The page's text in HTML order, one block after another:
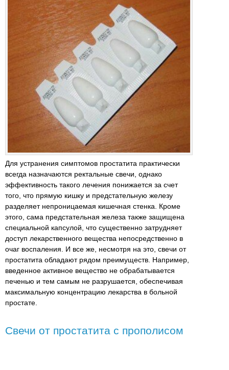
Для устранения симптомов простатита практически
всегда назначаются ректальные свечи, однако
эффективность такого лечения понижается за счет
того, что прямую кишку и предстательную железу
разделяет непроницаемая кишечная стенка. Кроме
этого, сама предстательная железа также защищена
специальной капсулой, что существенно затрудняет
доступ лекарственного вещества непосредственно в
очаг воспаления. И все же, несмотря на это, свечи от
простатита обладают рядом преимуществ. Например,
введенное активное вещество не обрабатывается
печенью и тем самым не разрушается, обеспечивая
максимальную концентрацию лекарства в больной
простате.
Свечи от простатита с прополисом